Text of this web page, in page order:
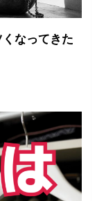
くなってきた